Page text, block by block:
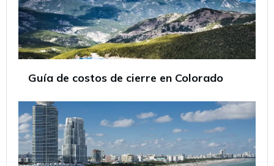
Guía de costos de cierre en Colorado